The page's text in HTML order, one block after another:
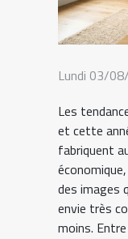
Lundi 03/
Les
et cette
fabriquent
des images
envie très
moins.